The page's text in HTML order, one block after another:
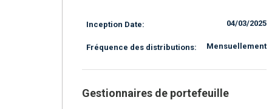
Inception Date: 04/03/2025
Fréquence des distributions: Mensuellement
Gestionnaires de portefeuille